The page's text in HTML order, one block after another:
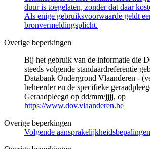
duur is toegelaten, zonder dat daar
Als enige gebruiksvoorwaarde geldt
bronvermeldingsplicht.
Overige beperkingen
Bij het gebruik van de informatie die
steeds volgende standaardreferentie
Databank Ondergrond Vlaanderen -
beheerder en de specifieke
Geraadpleegd op dd/mm/jjjj, op
https://www.dov.vlaanderen.be
Overige beperkingen
Volgende